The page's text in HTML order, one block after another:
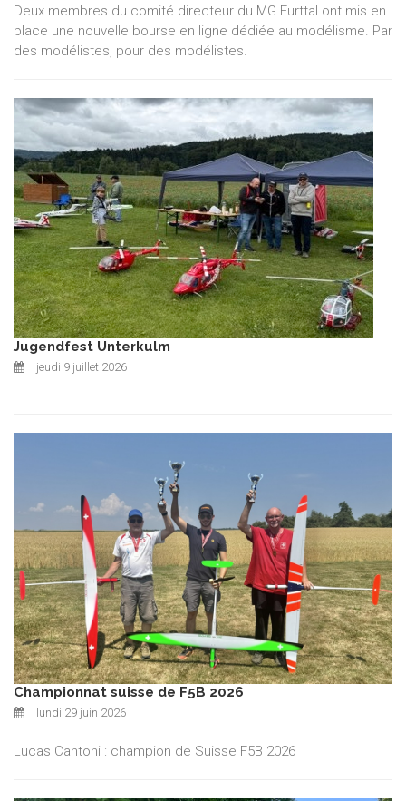
Deux membres du comité directeur du MG Furttal ont mis en
place une nouvelle bourse en ligne dédiée au modélisme. Par
des modélistes, pour des modélistes.
Jugendfest Unterkulm
jeudi 9 juillet 2026
Championnat suisse de F5B 2026
lundi 29 juin 2026
Lucas Cantoni : champion de Suisse F5B 2026